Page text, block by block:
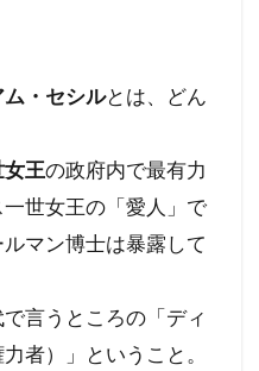
ム・セシルとは、どん
女王の政府内で最有力
世女王の「愛人」で
マン博士は暴露して
言うところの「ディ
者）」ということ。